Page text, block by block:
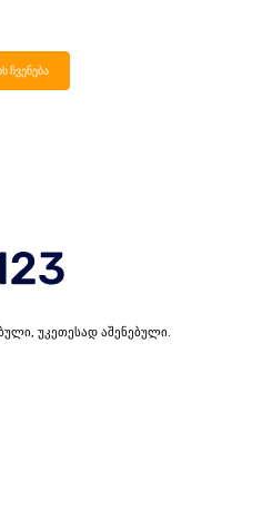
ჩვენება
უკეთესად აშენებული.